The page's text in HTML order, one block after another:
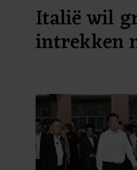
Italië wil
intrekken